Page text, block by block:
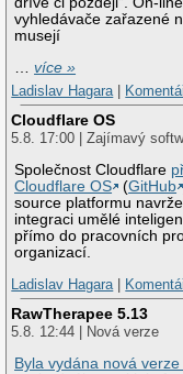
vyhledávače zařazené
musejí
…více »
Ladislav Hagara|
Cloudflare OS
5.8. 17:00 | Zajímavý
Společnost Cloudflare
Cloudflare OS
(GitHub
source platformu
integraci umělé
přímo do pracovních
organizací.
Ladislav Hagara|
RawTherapee 5.13
5.8. 12:44 | Nová verze
Byla vydána nová verze